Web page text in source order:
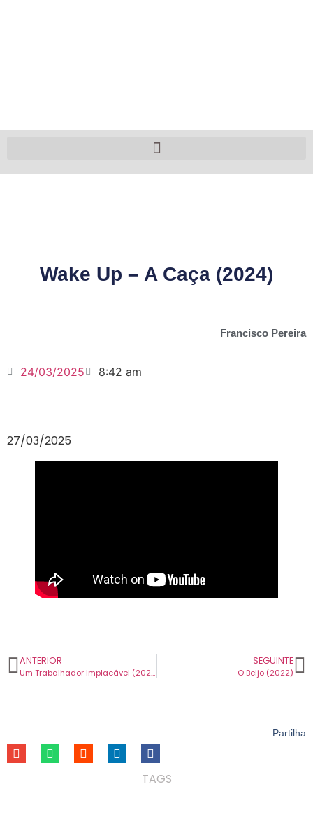
Wake Up – A Caça (2024)
Francisco Pereira
24/03/2025 8:42 am
27/03/2025
ANTERIOR
Um Trabalhador Implacável (2025)
SEGUINTE
O Beijo (2022)
Partilha
TAGS